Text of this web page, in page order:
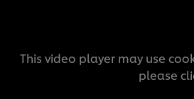
This video player may use
please